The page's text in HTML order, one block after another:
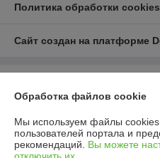
Политика обработки cookies
Сайт создан на платформе
«РАМТК ЭКСПЕДИЦИЯ»
220070, г. Минск, ул. Ваупшасова,
Регистрационный номер ЕГР:
Обработка файлов cookie
Мы используем файлы cookies
пользователей портала и
рекомендаций. Вы можете